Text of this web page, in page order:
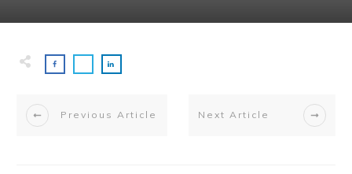
Previous Article Next Article